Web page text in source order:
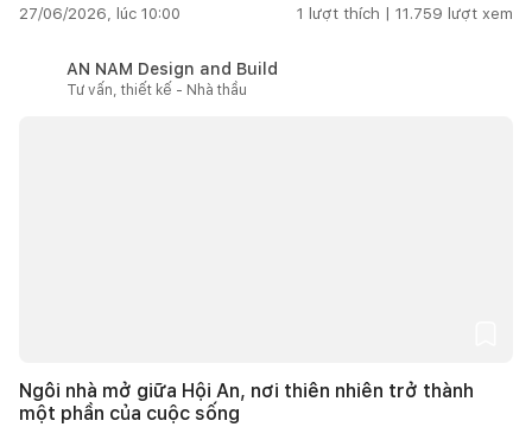
27/06/2026, lúc 10:00 1 lượt thích | 11.759 lượt xem
AN NAM Design and Build
Tư vấn, thiết kế - Nhà thầu
Ngôi nhà mở giữa Hội An, nơi thiên nhiên trở thành
một phần của cuộc sống